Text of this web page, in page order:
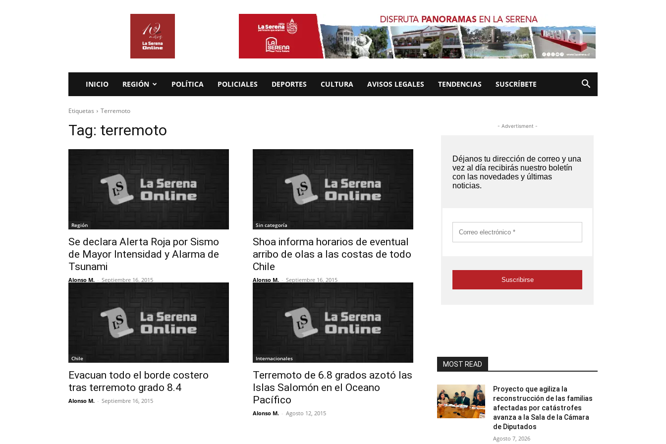
INICIO REGIÓN POLÍTICA POLICIALES DEPORTES CULTURA AVISOS LEGALES TENDENCIAS SUSCRÍBETE
Etiquetas Terremoto
Tag: terremoto
Región
Se declara Alerta Roja por Sismo
de Mayor Intensidad y Alarma de
Tsunami
Alonso M. - Septiembre 16, 2015
Sin categoría
Shoa informa horarios de eventual
arribo de olas a las costas de todo
Chile
Alonso M. - Septiembre 16, 2015
Chile
Evacuan todo el borde costero
tras terremoto grado 8.4
Alonso M. - Septiembre 16, 2015
Internacionales
Terremoto de 6.8 grados azotó las
Islas Salomón en el Oceano
Pacífico
Alonso M. - Agosto 12, 2015
- Advertisment -
MOST READ
Proyecto que agiliza la
reconstrucción de las familias
afectadas por catástrofes
avanza a la Sala de la Cámara
de Diputados
Agosto 7, 2026